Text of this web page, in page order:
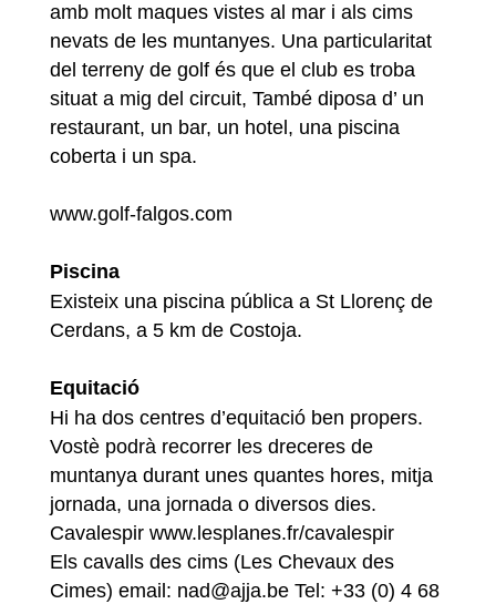
amb molt maques vistes al mar i als cims
nevats de les muntanyes. Una particularitat
del terreny de golf és que el club es troba
situat a mig del circuit, També diposa d’ un
restaurant, un bar, un hotel, una piscina
coberta i un spa.
www.golf-falgos.com
Piscina
Existeix una piscina pública a St Llorenç de
Cerdans, a 5 km de Costoja.
Equitació
Hi ha dos centres d’equitació ben propers.
Vostè podrà recorrer les dreceres de
muntanya durant unes quantes hores, mitja
jornada, una jornada o diversos dies.
Cavalespir www.lesplanes.fr/cavalespir
Els cavalls des cims (Les Chevaux des
Cimes) email: nad@ajja.be Tel: +33 (0) 4 68